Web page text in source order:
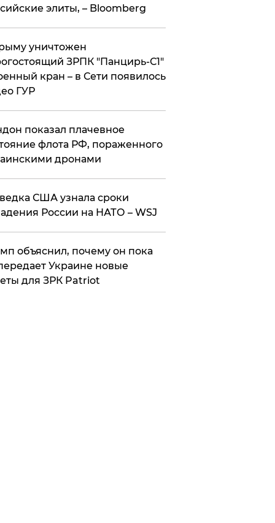
элиты, – Bloomberg
уничтожен
ЗРПК "Панцирь-С1"
кран – в Сети появилось
ГУР
показал плачевное
флота РФ, пораженного
дронами
США узнала сроки
России на НАТО – WSJ
объяснил, почему он пока
Украине новые
для ЗРК Patriot